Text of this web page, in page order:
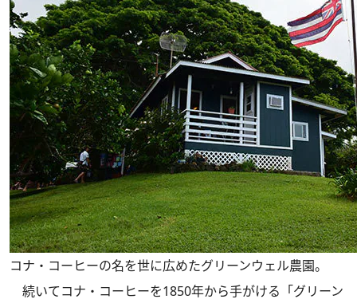
コナ・コーヒーの名を世に広めたグリーンウェル農園。
続いてコナ・コーヒーを1850年から手がける「グリーン